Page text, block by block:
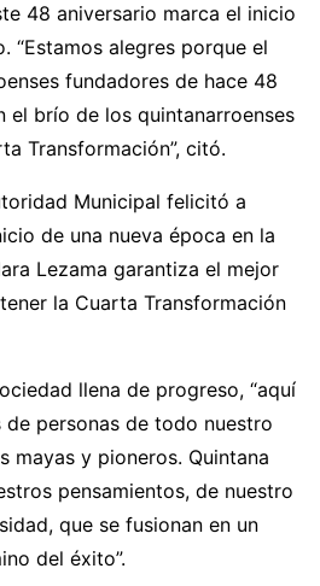
48 aniversario marca el inicio
“Estamos alegres porque el
fundadores de hace 48
el brío de los quintanarroenses
Transformación”, citó.
Municipal felicitó a
de una nueva época en la
Lezama garantiza el mejor
la Cuarta Transformación
llena de progreso, “aquí
de personas de todo nuestro
mayas y pioneros. Quintana
pensamientos, de nuestro
que se fusionan en un
del éxito”.